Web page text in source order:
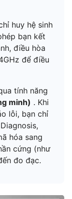
huy hệ sinh
bạn kết
điều hòa
để điều
tính năng
minh) . Khi
lỗi, bạn chỉ
hóa sang
cứng (như
đo đạc.